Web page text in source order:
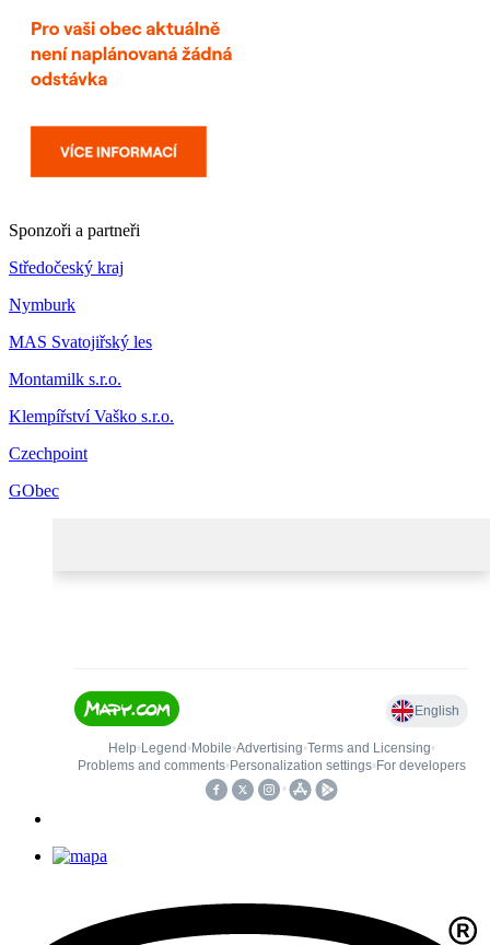
Sponzoři a partneři
Středočeský kraj
Nymburk
MAS Svatojiřský les
Montamilk s.r.o.
Klempířství Vaško s.r.o.
Czechpoint
GObec